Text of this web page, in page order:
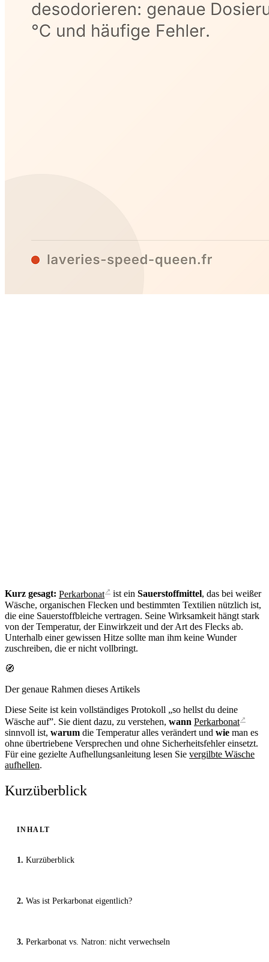
Kurz gesagt: Perkarbonat ↗ ist ein Sauerstoffmittel, das bei weißer
Wäsche, organischen Flecken und bestimmten Textilien nützlich ist,
die eine Sauerstoffbleiche vertragen. Seine Wirksamkeit hängt stark
von der Temperatur, der Einwirkzeit und der Art des Flecks ab.
Unterhalb einer gewissen Hitze sollte man ihm keine Wunder
zuschreiben, die er nicht vollbringt.
🧭
Der genaue Rahmen dieses Artikels
Diese Seite ist kein vollständiges Protokoll „so hellst du deine
Wäsche auf”. Sie dient dazu, zu verstehen, wann Perkarbonat ↗
sinnvoll ist, warum die Temperatur alles verändert und wie man es
ohne übertriebene Versprechen und ohne Sicherheitsfehler einsetzt.
Für eine gezielte Aufhellungsanleitung lesen Sie vergilbte Wäsche
aufhellen.
Kurzüberblick
INHALT
Kurzüberblick
Was ist Perkarbonat eigentlich?
Perkarbonat vs. Natron: nicht verwechseln